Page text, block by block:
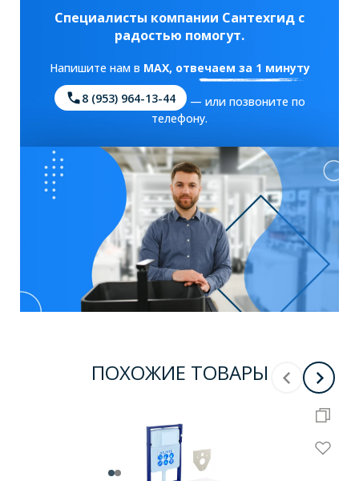
Специалисты компании Сантехгид с
радостью помогут.
Напишите нам в MAX, отвечаем за 1 минуту
8 (953) 964-13-44
— или позвоните по
телефону.
ПОХОЖИЕ ТОВАРЫ